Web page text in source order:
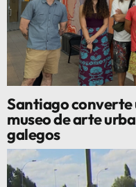
Santiago converte
museo de arte
galegos